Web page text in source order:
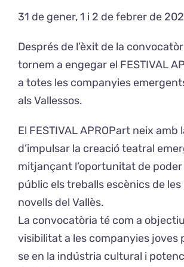
El Cafè del Coro
Teatre del Coro
31 de gener, 1 i 2 de febrer de
Després de l’èxit de la
tornem a engegar el FESTIVAL
a totes les companyies
als Vallessos.
El FESTIVAL APROPart neix
d’impulsar la creació teatral
mitjançant l’oportunitat de
públic els treballs escènics de
novells del Vallès.
La convocatòria té com a
visibilitat a les companyies joves
se en la indústria cultural i